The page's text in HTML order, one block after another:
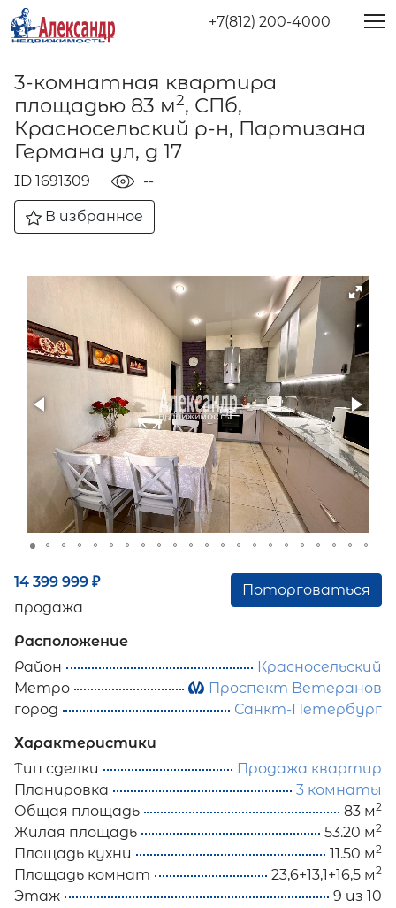
+7(812) 200-4000
3-комнатная квартира
площадью 83 м2, СПб,
Красносельский р-н, Партизана
Германа ул, д 17
ID 1691309 --
В избранное
14 399 999 ₽
продажа
Поторговаться
Расположение
Район
Красносельский
Метро
Проспект Ветеранов
город
Санкт-Петербург
Характеристики
Тип сделки
Продажа квартир
Планировка
3 комнаты
Общая площадь
83 м2
Жилая площадь 53.20 м2
Площадь кухни 11.50 м2
Площадь комнат 23,6+13,1+16,5 м2
Этаж
9 из 10